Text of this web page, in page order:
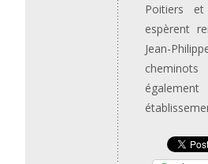
Poitiers
espèrent
Jean-